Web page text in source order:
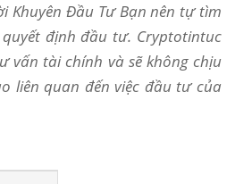
Khuyên Đầu Tư Bạn nên tự tìm
định đầu tư. Cryptotintuc
vấn tài chính và sẽ không chịu
liên quan đến việc đầu tư của